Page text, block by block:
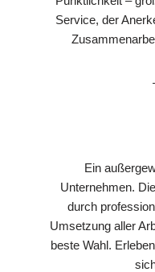
Service, der
Ein
Unternehmen.
durch
Umsetzung aller
beste Wahl.